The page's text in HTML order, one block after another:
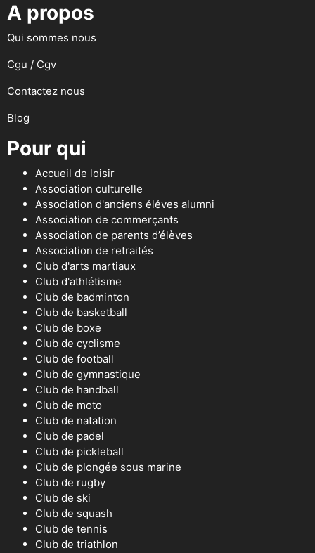
A propos
Qui sommes nous
Cgu / Cgv
Contactez nous
Blog
Pour qui
Accueil de loisir
Association culturelle
Association d'anciens éléves alumni
Association de commerçants
Association de parents d’élèves
Association de retraités
Club d'arts martiaux
Club d'athlétisme
Club de badminton
Club de basketball
Club de boxe
Club de cyclisme
Club de football
Club de gymnastique
Club de handball
Club de moto
Club de natation
Club de padel
Club de pickleball
Club de plongée sous marine
Club de rugby
Club de ski
Club de squash
Club de tennis
Club de triathlon